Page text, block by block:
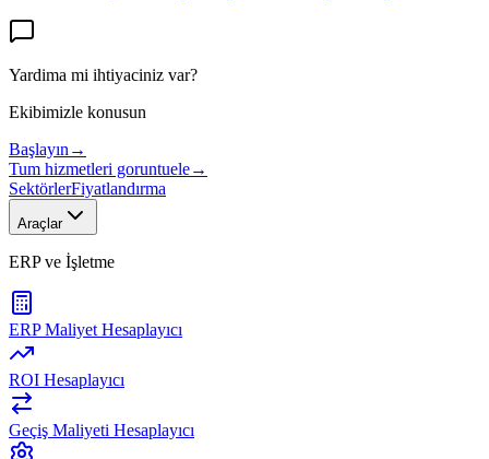
Yardima mi ihtiyaciniz var?
Ekibimizle konusun
Başlayın →
Tum hizmetleri goruntuele→
SektörlerFiyatlandırma
Araçlar
ERP ve İşletme
ERP Maliyet Hesaplayıcı
ROI Hesaplayıcı
Geçiş Maliyeti Hesaplayıcı